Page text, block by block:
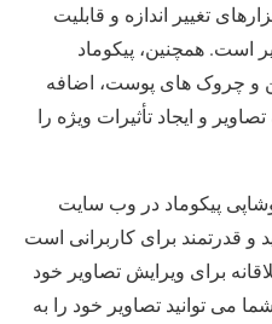
تغییر اندازه و قابلیت
است. همچنین، پیکوماد
و چروک های پوست، اضافه
و ایجاد تأثیرات ویژه را
پیکوماد در وب سایت
و قدرتمند برای کاربرانی است
برای ویرایش تصاویر خود
می توانید تصاویر خود را به